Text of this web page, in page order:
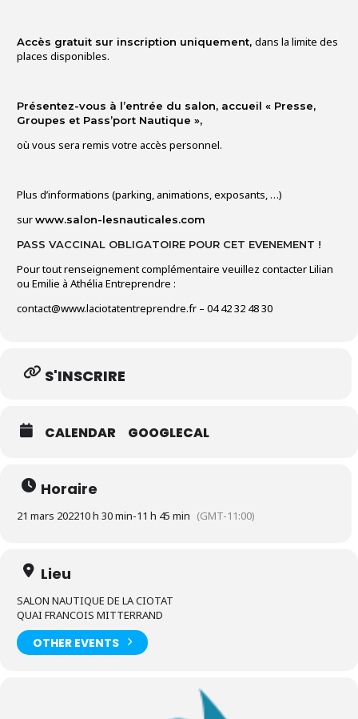
Accès gratuit sur inscription uniquement, dans la limite des
places disponibles.
Présentez-vous à l’entrée du salon, accueil « Presse,
Groupes et Pass’port Nautique »,
où vous sera remis votre accès personnel.
Plus d’informations (parking, animations, exposants, …)
surwww.salon-lesnauticales.com
PASS VACCINAL OBLIGATOIRE POUR CET EVENEMENT !
Pour tout renseignement complémentaire veuillez contacter Lilian
ou Emilie à Athélia Entreprendre :
contact@www.laciotatentreprendre.fr – 04 42 32 48 30
S'INSCRIRE
CALENDAR GOOGLECAL
Horaire
21 mars 202210 h 30 min-11 h 45 min (GMT-11:00)
Lieu
SALON NAUTIQUE DE LA CIOTAT
QUAI FRANCOIS MITTERRAND
OTHER EVENTS